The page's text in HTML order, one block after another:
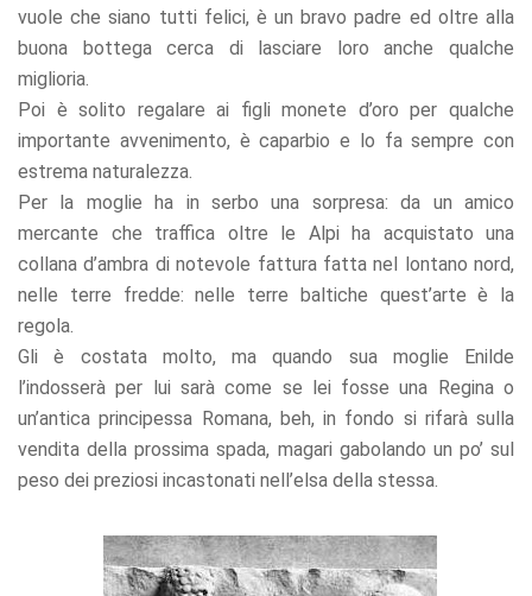
vuole che siano tutti felici, è un bravo padre ed oltre alla
buona bottega cerca di lasciare loro anche qualche
miglioria.
Poi è solito regalare ai figli monete d’oro per qualche
importante avvenimento, è caparbio e lo fa sempre con
estrema naturalezza.
Per la moglie ha in serbo una sorpresa: da un amico
mercante che traffica oltre le Alpi ha acquistato una
collana d’ambra di notevole fattura fatta nel lontano nord,
nelle terre fredde: nelle terre baltiche quest’arte è la
regola.
Gli è costata molto, ma quando sua moglie Enilde
l’indosserà per lui sarà come se lei fosse una Regina o
un’antica principessa Romana, beh, in fondo si rifarà sulla
vendita della prossima spada, magari gabolando un po’ sul
peso dei preziosi incastonati nell’elsa della stessa.